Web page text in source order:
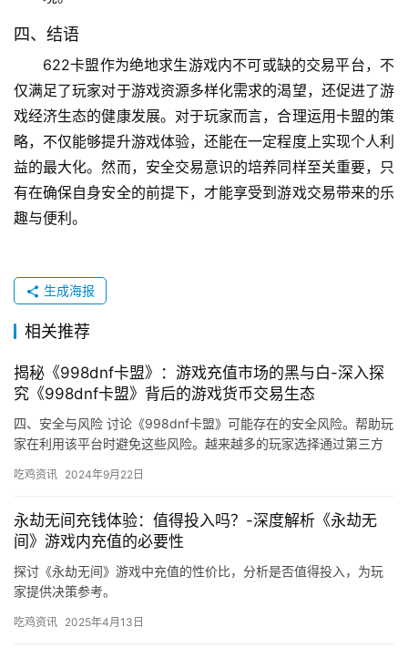
四、结语
622卡盟作为绝地求生游戏内不可或缺的交易平台，不
仅满足了玩家对于游戏资源多样化需求的渴望，还促进了游
戏经济生态的健康发展。对于玩家而言，合理运用卡盟的策
略，不仅能够提升游戏体验，还能在一定程度上实现个人利
益的最大化。然而，安全交易意识的培养同样至关重要，只
有在确保自身安全的前提下，才能享受到游戏交易带来的乐
趣与便利。
生成海报
相关推荐
揭秘《998dnf卡盟》：游戏充值市场的黑与白-深入探
究《998dnf卡盟》背后的游戏货币交易生态
四、安全与风险 讨论《998dnf卡盟》可能存在的安全风险。帮助玩
家在利用该平台时避免这些风险。越来越多的玩家选择通过第三方
吃鸡资讯 2024年9月22日
永劫无间充钱体验：值得投入吗？-深度解析《永劫无
间》游戏内充值的必要性
探讨《永劫无间》游戏中充值的性价比，分析是否值得投入，为玩
家提供决策参考。
吃鸡资讯 2025年4月13日